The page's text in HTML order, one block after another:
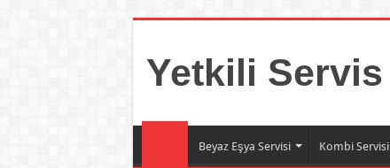
Yetkili Servis
Beyaz Eşya Servisi Kombi Servisi